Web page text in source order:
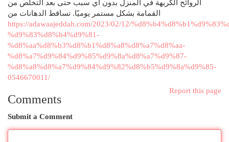
الروائح الكريهة في المنزل بدون أي سبب حتى بعد التخلص من
القمامة بشكل مستمر يوميًا. تساقط الدهانات من
https://adawaajeddah.com/2023/02/12/
%d9%83%d8%b4%d9%81-
%d8%aa%d8%b3%d8%b1%d8%a8%d8%a7%d8%aa-
%d8%a7%d9%84%d9%85%d9%8a%d8%a7%d9%87-
%d8%a8%d8%a7%d9%84%d9%82%d8%b5%d9%8a%d9%85-
0546670011/
Report this page
Comments
Submit a Comment